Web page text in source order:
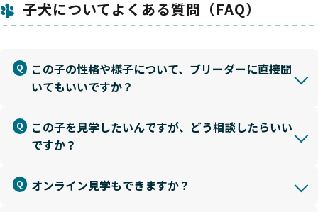
子犬についてよくある質問（FAQ）
この子の性格や様子について、ブリーダーに直接聞
いてもいいですか？
この子を見学したいんですが、どう相談したらいい
ですか？
オンライン見学もできますか？